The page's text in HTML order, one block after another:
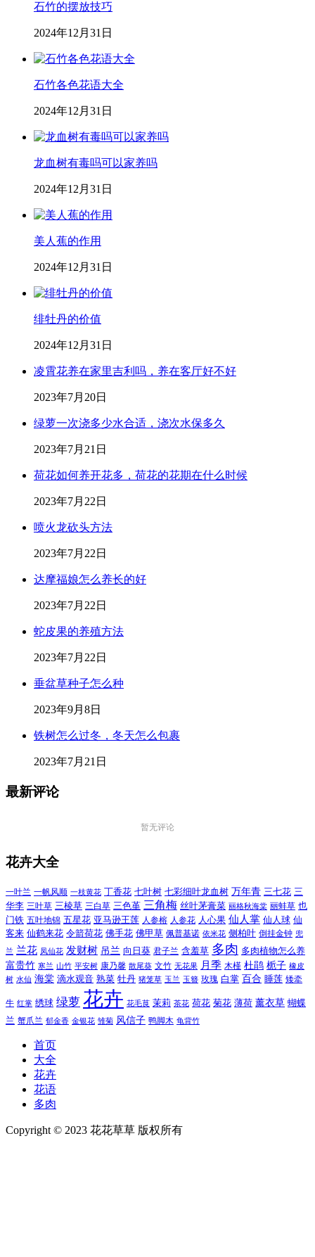
石竹的摆放技巧
2024年12月31日
石竹各色花语大全
2024年12月31日
龙血树有毒吗可以家养吗
2024年12月31日
美人蕉的作用
2024年12月31日
绯牡丹的价值
2024年12月31日
凌霄花养在家里吉利吗，养在客厅好不好
2023年7月20日
绿萝一次浇多少水合适，浇次水保多久
2023年7月21日
荷花如何养开花多，荷花的花期在什么时候
2023年7月22日
喷火龙砍头方法
2023年7月22日
达摩福娘怎么养长的好
2023年7月22日
蛇皮果的养殖方法
2023年7月22日
垂盆草种子怎么种
2023年9月8日
铁树怎么过冬，冬天怎么包裹
2023年7月21日
最新评论
暂无评论
花卉大全
一叶兰 一帆风顺 一枝黄花 丁香花 七叶树 七彩细叶龙血树 万年青 三七花 三
华李 三叶草 三棱草 三白草 三色堇 三角梅 丝叶茅膏菜 丽格秋海棠 丽蚌草 也
门铁 五叶地锦 五星花 亚马逊王莲 人参榕 人参花 人心果 仙人掌 仙人球 仙
客来 仙鹤来花 令箭荷花 佛手花 佛甲草 佩普基诺 依米花 侧柏叶 倒挂金钟 兜
兰 兰花 凤仙花 发财树 吊兰 向日葵 君子兰 含羞草 多肉 多肉植物怎么养
富贵竹 寒兰 山竹 平安树 康乃馨 散尾葵 文竹 无花果 月季 木槿 杜鹃 栀子 橡皮
树 水仙 海棠 滴水观音 熟菜 牡丹 猪笼草 玉兰 玉簪 玫瑰 白掌 百合 睡莲 矮牵
牛 红掌 绣球 绿萝 花卉 花毛茛 茉莉 茶花 荷花 菊花 薄荷 薰衣草 蝴蝶
兰 蟹爪兰 郁金香 金银花 雏菊 风信子 鸭脚木 龟背竹
首页
大全
花卉
花语
多肉
Copyright © 2023 花花草草 版权所有